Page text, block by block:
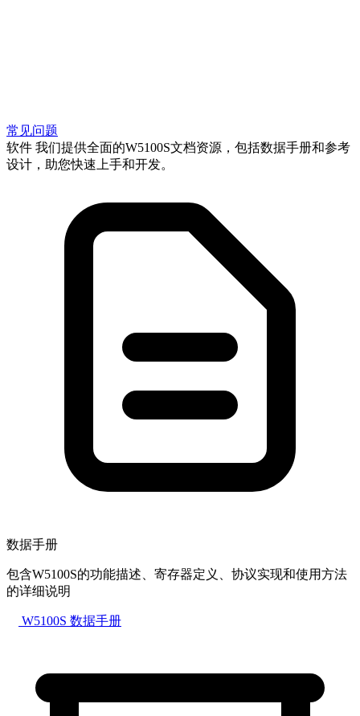
常见问题
软件 我们提供全面的W5100S文档资源，包括数据手册和参考
设计，助您快速上手和开发。
数据手册
包含W5100S的功能描述、寄存器定义、协议实现和使用方法
的详细说明
W5100S 数据手册